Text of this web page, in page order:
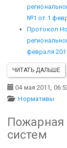
№1 от 1
Протокол
февраля
ЧИТАТЬ ДАЛЬШЕ
04 мая 2011,
Нормативы
Пожарная
систем